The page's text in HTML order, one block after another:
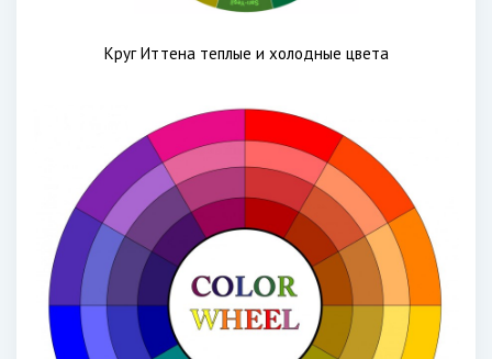
Круг Иттена теплые и холодные цвета